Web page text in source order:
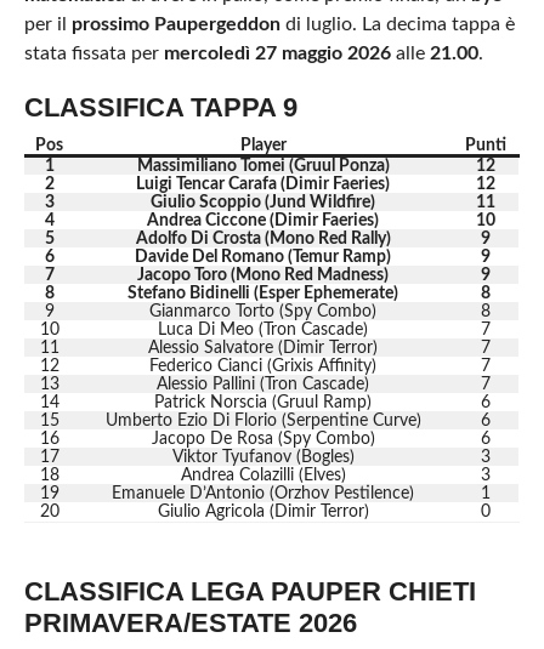
per il prossimo Paupergeddondi luglio. La decima tappa è
stata fissata per mercoledì 27 maggio 2026alle 21.00.
CLASSIFICA TAPPA 9
Pos Player
Punti
1
Massimiliano Tomei (Gruul Ponza)
12
2
Luigi Tencar Carafa (Dimir Faeries)
12
3
Giulio Scoppio (Jund Wildfire)
11
4
Andrea Ciccone (Dimir Faeries)
10
5
Adolfo Di Crosta (Mono Red Rally)
9
6
Davide Del Romano (Temur Ramp)
9
7
Jacopo Toro (Mono Red Madness)
9
8
Stefano Bidinelli (Esper Ephemerate)
8
9
Gianmarco Torto (Spy Combo)
8
10
Luca Di Meo (Tron Cascade)
7
11
Alessio Salvatore (Dimir Terror)
7
12
Federico Cianci (Grixis Affinity)
7
13
Alessio Pallini (Tron Cascade)
7
14
Patrick Norscia (Gruul Ramp)
6
15
Umberto Ezio Di Florio (Serpentine Curve)
6
16
Jacopo De Rosa (Spy Combo)
6
17
Viktor Tyufanov (Bogles)
3
18
Andrea Colazilli (Elves)
3
19
Emanuele D’Antonio (Orzhov Pestilence)
1
20
Giulio Agricola (Dimir Terror) 0
CLASSIFICA LEGA PAUPER CHIETI
PRIMAVERA/ESTATE 2026